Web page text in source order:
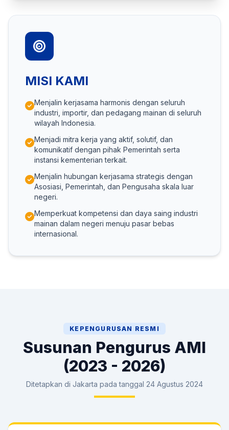
MISI KAMI
Menjalin kerjasama harmonis dengan seluruh
industri, importir, dan pedagang mainan di seluruh
wilayah Indonesia.
Menjadi mitra kerja yang aktif, solutif, dan
komunikatif dengan pihak Pemerintah serta
instansi kementerian terkait.
Menjalin hubungan kerjasama strategis dengan
Asosiasi, Pemerintah, dan Pengusaha skala luar
negeri.
Memperkuat kompetensi dan daya saing industri
mainan dalam negeri menuju pasar bebas
internasional.
KEPENGURUSAN RESMI
Susunan Pengurus AMI
(2023 - 2026)
Ditetapkan di Jakarta pada tanggal 24 Agustus 2024